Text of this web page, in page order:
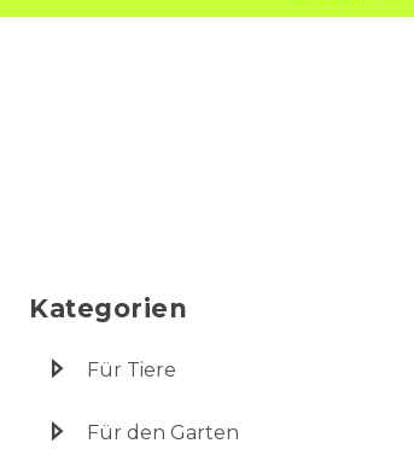
Kategorien
Für Tiere
Für den Garten